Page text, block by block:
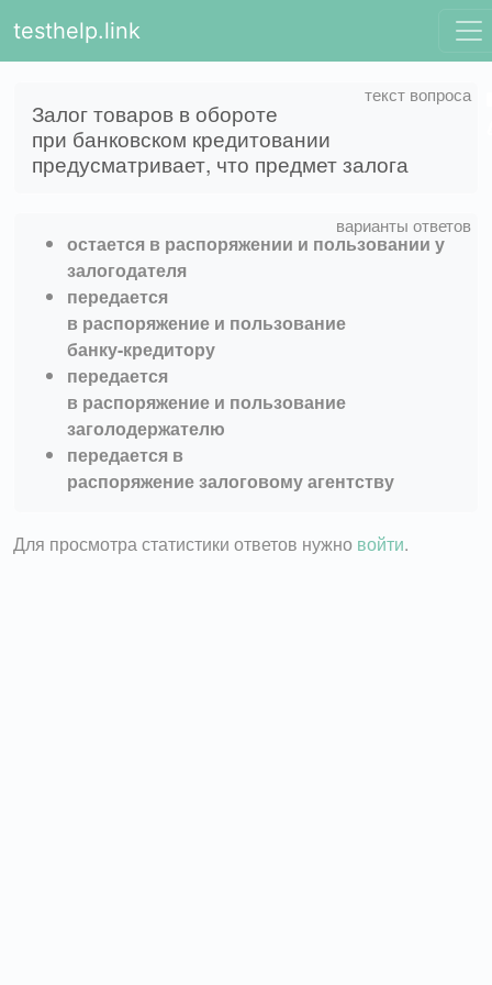
testhelp.link
Залог товаров в обороте
при банковском кредитовании
предусматривает, что предмет залога
остается в распоряжении и пользовании у
залогодателя
передается
в распоряжение и пользование
банку-кредитору
передается
в распоряжение и пользование
заголодержателю
передается в
распоряжение залоговому агентству
Для просмотра статистики ответов нужно войти.